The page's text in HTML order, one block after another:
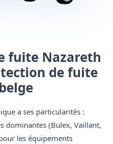
fuite Nazareth
de fuite
a ses particularités :
dominantes (Bulex, Vaillant,
les équipements